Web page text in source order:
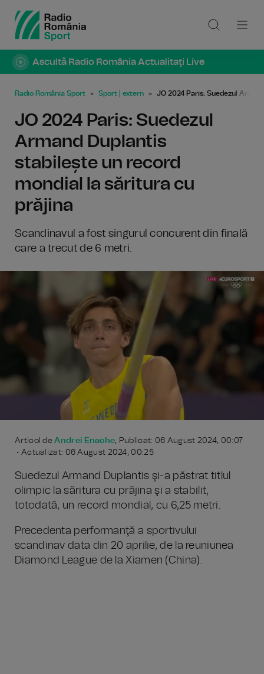
Ascultă Radio România Actualitaţi Live
Radio România Sport Sport | extern JO 2024 Paris: Suedezul
JO 2024 Paris: Suedezul
Armand Duplantis
stabilește un record
mondial la săritura cu
prăjina
Scandinavul a fost singurul concurent din finală
care a trecut de 6 metri.
Articol deAndrei Enache, Publicat: 06 August 2024, 00:07
• Actualizat: 06 August 2024, 00:25
Suedezul Armand Duplantis şi-a păstrat titlul
olimpic la săritura cu prăjina şi a stabilit,
totodată, un record mondial, cu 6,25 metri.
Precedenta performanţă a sportivului
scandinav data din 20 aprilie, de la reuniunea
Diamond League de la Xiamen (China).